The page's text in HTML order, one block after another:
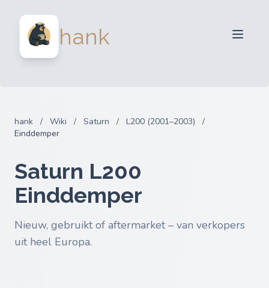
hank
Inloggen
hank / Wiki / Saturn / L200 (2001–2003)
/
Einddemper
Saturn L200
Einddemper
Nieuw, gebruikt of aftermarket – van verkopers
uit heel Europa.